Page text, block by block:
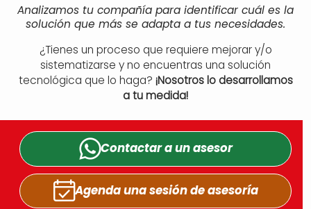
Analizamos tu compañía para identificar cuál es la
solución que más se adapta a tus necesidades.
¿Tienes un proceso que requiere mejorar y/o
sistematizarse y no encuentras una solución
tecnológica que lo haga? ¡Nosotros lo desarrollamos
a tu medida!
Contactar a unasesor
Agenda una sesiónde asesoría